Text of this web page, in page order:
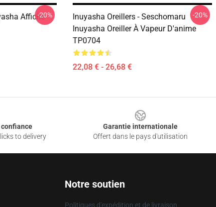
Affiche-20%
Inuyasha Oreillers - Seschomaru
Inuyasha Oreiller À Vapeur D'anime
TP0704
22,08 € - 26,68 €
-20%
to delivery
Garantie internationale
Offert dans le pays d'utilisation
Notre soutien
Politiques d'expédition et de livraison